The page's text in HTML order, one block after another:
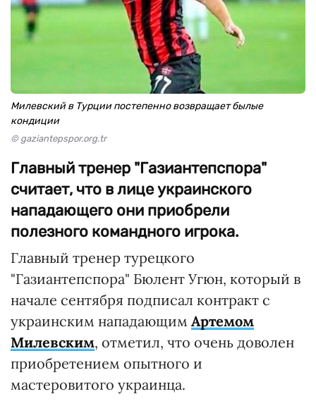
Милевский в Турции постепенно возвращает былые
кондиции
© gaziantepspor.org.tr
Главный тренер "Газиантепспора"
считает, что в лице украинского
нападающего они приобрели
полезного командного игрока.
Главный тренер турецкого
"Газиантепспора" Бюлент Угюн, который в
начале сентября подписал контракт с
украинским нападающим Артемом
Милевским, отметил, что очень доволен
приобретением опытного и
мастеровитого украинца.